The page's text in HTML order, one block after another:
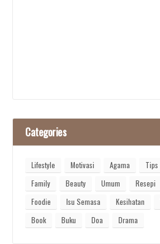
Categories
Lifestyle Motivasi Agama Tips
Family
Beauty Umum Resepi
Foodie
Isu Semasa Kesihatan
Book
Buku Doa Drama